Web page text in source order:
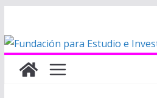
contenido